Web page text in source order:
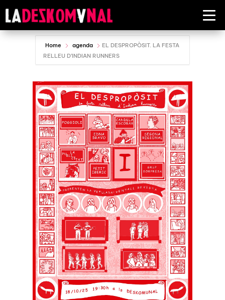
Home agenda
EL DESPROPÒSIT. LA FESTA
RELLEU D’INDIAN RUNNERS